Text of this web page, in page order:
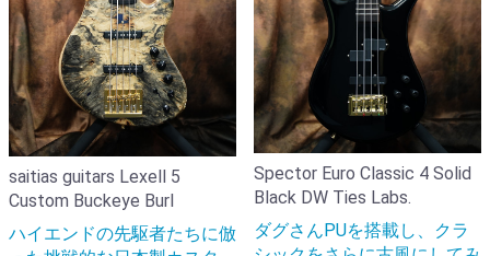
saitias guitars Lexell 5
Custom Buckeye Burl
ハイエンドの先駆者たちに倣
Spector Euro Classic 4 Solid
Black DW Ties Labs.
ダグさんPUを搭載し、クラ